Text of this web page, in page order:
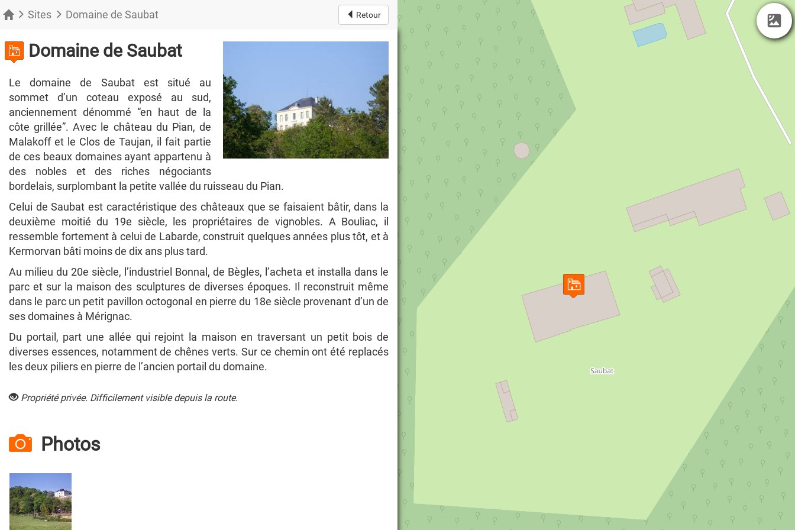
Sites Domaine de Saubat Retour
Domaine de Saubat
Le domaine de Saubat est situé au
sommet d’un coteau exposé au sud,
anciennement dénommé “en haut de la
côte grillée”. Avec le château du Pian, de
Malakoff et le Clos de Taujan, il fait partie
de ces beaux domaines ayant appartenu à
des nobles et des riches négociants
bordelais, surplombant la petite vallée du ruisseau du Pian.
Celui de Saubat est caractéristique des châteaux que se faisaient bâtir, dans la
deuxième moitié du 19e siècle, les propriétaires de vignobles. A Bouliac, il
ressemble fortement à celui de Labarde, construit quelques années plus tôt, et à
Kermorvan bâti moins de dix ans plus tard.
Au milieu du 20e siècle, l’industriel Bonnal, de Bègles, l’acheta et installa dans le
parc et sur la maison des sculptures de diverses époques. Il reconstruit même
dans le parc un petit pavillon octogonal en pierre du 18e siècle provenant d’un de
ses domaines à Mérignac.
Du portail, part une allée qui rejoint la maison en traversant un petit bois de
diverses essences, notamment de chênes verts. Sur ce chemin ont été replacés
les deux piliers en pierre de l’ancien portail du domaine.
Propriété privée. Difficilement visible depuis la route.
Photos